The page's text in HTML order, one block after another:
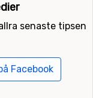
senaste tipsen
Facebook